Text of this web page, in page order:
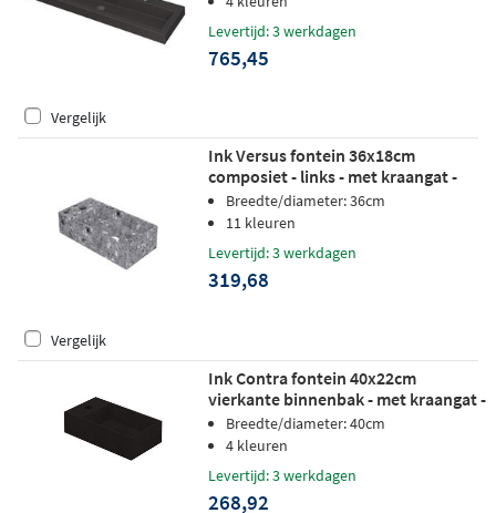
Levertijd: 3 werkdagen
765,45
Vergelijk
Ink Versus fontein 36x18cm
composiet - links - met kraangat -
mat grijs terrazzo
Breedte/diameter: 36cm
11 kleuren
Levertijd: 3 werkdagen
319,68
Vergelijk
Ink Contra fontein 40x22cm
vierkante binnenbak - met kraangat -
links - quartz zwart
Breedte/diameter: 40cm
4 kleuren
Levertijd: 3 werkdagen
268,92